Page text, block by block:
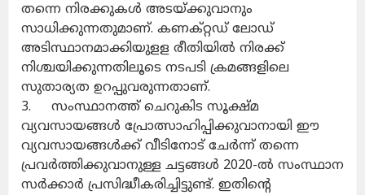
തന്നെ നിരക്കുകൾ അടയ്ക്കുവാനും
സാധിക്കുന്നതുമാണ്. കണക്റ്റഡ് ലോഡ്
അടിസ്ഥാനമാക്കിയുളള രീതിയിൽ നിരക്ക്
നിശ്ചയിക്കുന്നതിലൂടെ നടപടി ക്രമങ്ങളിലെ
സുതാര്യത ഉറപ്പുവരുന്നതാണ്.
3. സംസ്ഥാനത്ത് ചെറുകിട സൂക്ഷ്മ
വ്യവസായങ്ങൾ പ്രോത്സാഹിപ്പിക്കുവാനായി ഈ
വ്യവസായങ്ങൾക്ക് വീടിനോട് ചേർന്ന് തന്നെ
പ്രവർത്തിക്കുവാനുള്ള ചട്ടങ്ങൾ 2020-ൽ സംസ്ഥാന
സർക്കാർ പ്രസിദ്ധീകരിച്ചിട്ടുണ്ട്. ഇതിന്റെ